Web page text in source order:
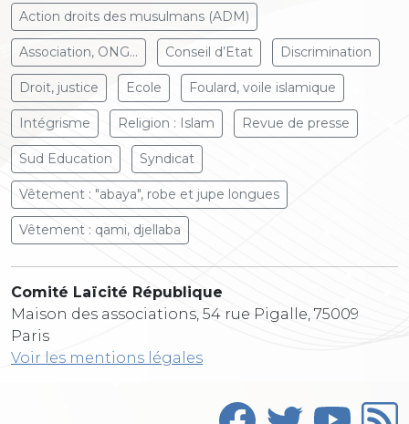
Action droits des musulmans (ADM)
Association, ONG... Conseil d’Etat Discrimination
Droit, justice Ecole Foulard, voile islamique
Intégrisme Religion : Islam Revue de presse
Sud Education Syndicat
Vêtement : "abaya", robe et jupe longues
Vêtement : qami, djellaba
Comité Laïcité République
Maison des associations, 54 rue Pigalle, 75009
Paris
Voir les mentions légales